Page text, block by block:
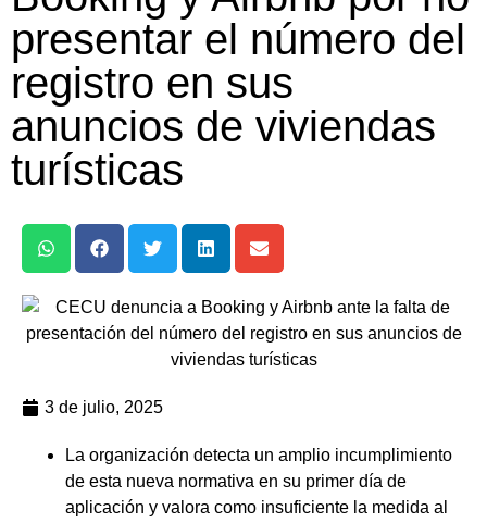
presentar el número del
registro en sus
anuncios de viviendas
turísticas
3 de julio, 2025
La organización detecta un amplio incumplimiento
de esta nueva normativa en su primer día de
aplicación y valora como insuficiente la medida al